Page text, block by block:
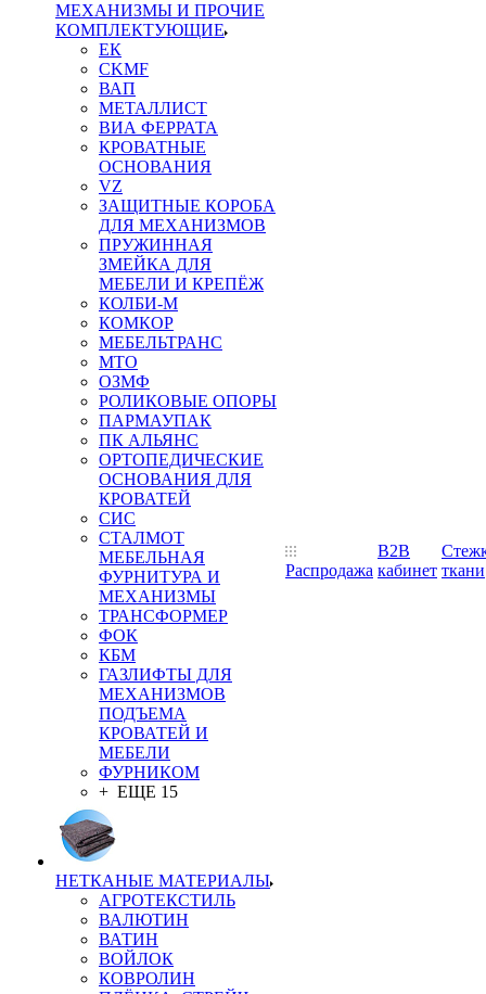
МЕХАНИЗМЫ И ПРОЧИЕ
КОМПЛЕКТУЮЩИЕ
ЕК
CKMF
ВАП
МЕТАЛЛИСТ
ВИА ФЕРРАТА
КРОВАТНЫЕ
ОСНОВАНИЯ
VZ
ЗАЩИТНЫЕ КОРОБА
ДЛЯ МЕХАНИЗМОВ
ПРУЖИННАЯ
ЗМЕЙКА ДЛЯ
МЕБЕЛИ И КРЕПЁЖ
КОЛБИ-М
КОМКОР
МЕБЕЛЬТРАНС
MTO
ОЗМФ
РОЛИКОВЫЕ ОПОРЫ
ПАРМАУПАК
ПК АЛЬЯНС
ОРТОПЕДИЧЕСКИЕ
ОСНОВАНИЯ ДЛЯ
КРОВАТЕЙ
СИС
СТАЛМОТ
МЕБЕЛЬНАЯ
ФУРНИТУРА И
МЕХАНИЗМЫ
ТРАНСФОРМЕР
ФОК
КБМ
ГАЗЛИФТЫ ДЛЯ
МЕХАНИЗМОВ
ПОДЪЕМА
КРОВАТЕЙ И
МЕБЕЛИ
ФУРНИКОМ
+ ЕЩЕ 15
НЕТКАНЫЕ МАТЕРИАЛЫ
АГРОТЕКСТИЛЬ
ВАЛЮТИН
ВАТИН
ВОЙЛОК
КОВРОЛИН
Распродажа
B2B
кабинет ткани